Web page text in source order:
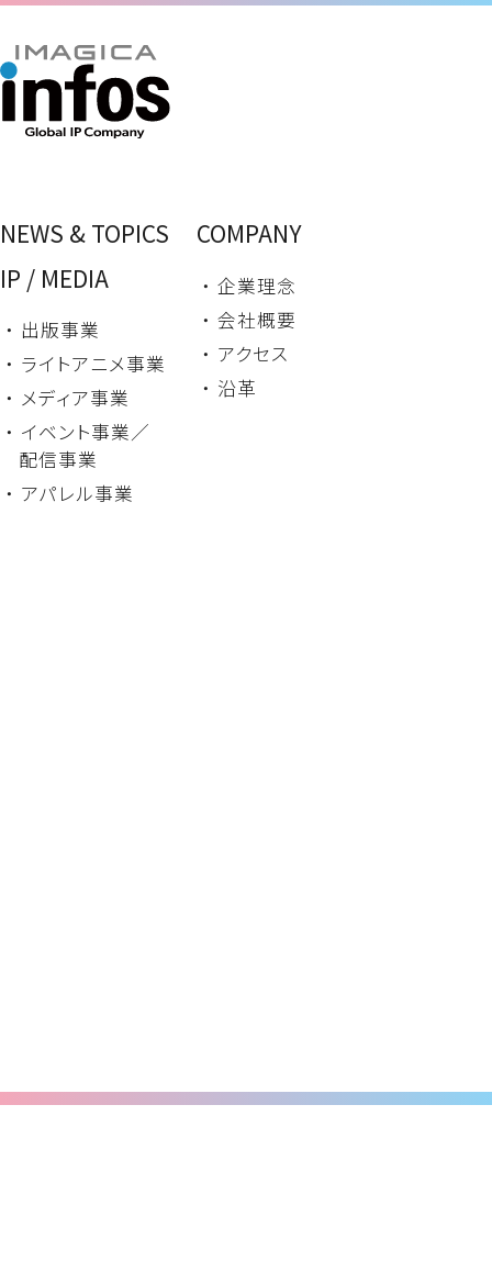
NEWS & TOPICS
IP / MEDIA
・ 出版事業
・ ライトアニメ事業
・ メディア事業
・ イベント事業／
配信事業
・ アパレル事業
COMPANY
・ 企業理念
・ 会社概要
・ アクセス
・ 沿革